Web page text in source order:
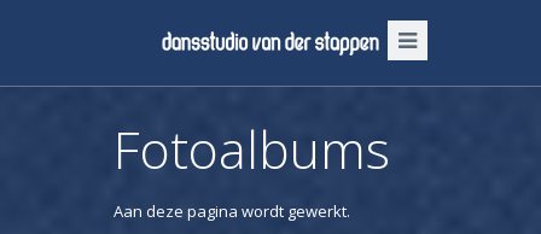
Fotoalbums
Aan deze pagina wordt gewerkt.